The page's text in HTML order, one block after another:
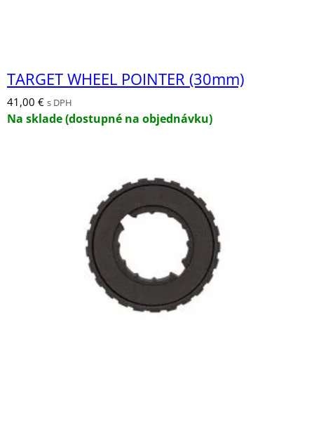
TARGET WHEEL POINTER (30mm)
41,00 € s DPH
Na sklade (dostupné na objednávku)
ADAPTOR Sidewinder (PRE-2015) –